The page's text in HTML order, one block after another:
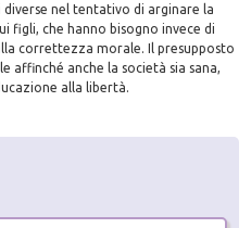
nel tentativo di arginare la
figli, che hanno bisogno invece di
correttezza morale. Il presupposto
affinché anche la società sia sana,
alla libertà.